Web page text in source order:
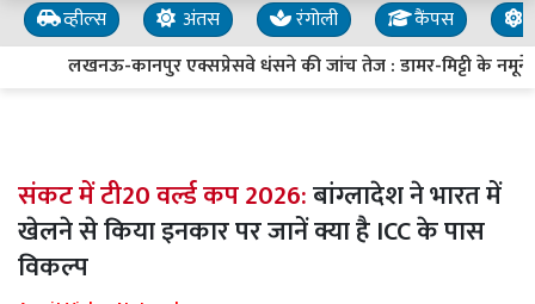
व्हील्स अंतस रंगोली कैंपस
लखनऊ-कानपुर एक्सप्रेसवे धंसने की जांच तेज : डामर-मिट्टी के नमूने
संकट में टी20 वर्ल्ड कप 2026:बांग्लादेश ने भारत में
खेलने से किया इनकार पर जानें क्या है ICC के पास
विकल्प